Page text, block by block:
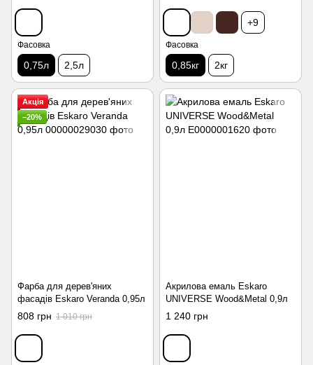
Фасовка
0,75л 2,5л
+9
Фасовка
0,85кг 2кг
Акція
−20%
Фарба для дерев'яних
фасадів Eskaro Veranda 0,95л
808 грн 1 010 грн
Акрилова емаль Eskaro
UNIVERSE Wood&Metal 0,9л
1 240 грн